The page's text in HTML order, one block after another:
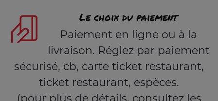
Le choix du paiement
Paiement en ligne ou à la
livraison. Réglez par paiement
sécurisé, cb, carte ticket restaurant,
ticket restaurant, espèces.
(pour plus de détails, consultez les